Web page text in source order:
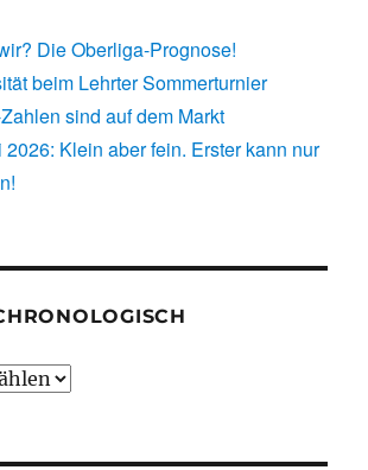
Die Oberliga-Prognose!
beim Lehrter Sommerturnier
sind auf dem Markt
Klein aber fein. Erster kann nur